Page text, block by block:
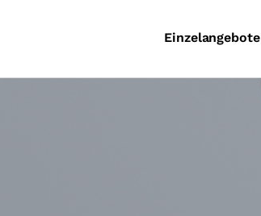
Einzelangebote